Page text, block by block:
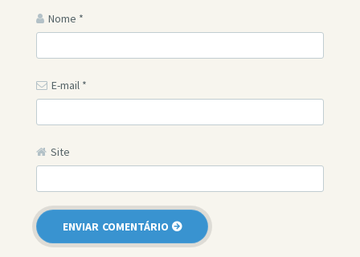
Nome *
E-mail *
Site